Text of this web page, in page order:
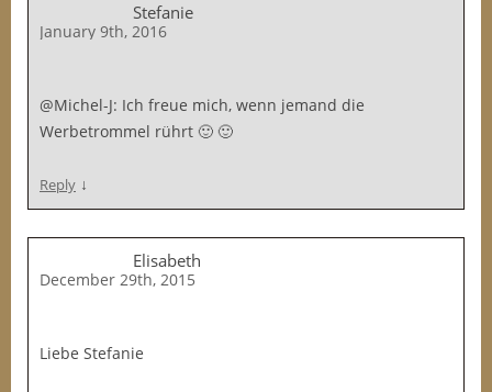
Stefanie
January 9th, 2016
@Michel-J: Ich freue mich, wenn jemand die
Werbetrommel rührt 🙂 🙂
Reply ↓
Elisabeth
December 29th, 2015
Liebe Stefanie